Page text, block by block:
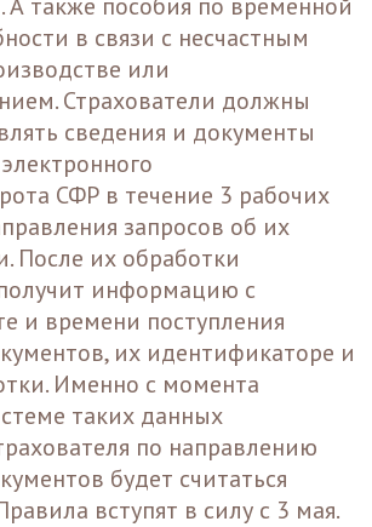
в связи с несчастным
или
Страхователи должны
сведения и документы
СФР в течение 3 рабочих
запросов об их
После их обработки
информацию с
и времени поступления
их идентификаторе и
Именно с момента
таких данных
по направлению
будет считаться
вступят в силу с 3 мая.